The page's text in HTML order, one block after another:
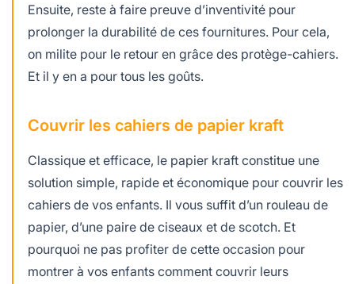
Ensuite, reste à faire preuve d’inventivité pour
prolonger la durabilité de ces fournitures. Pour cela,
on milite pour le retour en grâce des protège-cahiers.
Et il y en a pour tous les goûts.
Couvrir les cahiers de papier kraft
Classique et efficace, le papier kraft constitue une
solution simple, rapide et économique pour couvrir les
cahiers de vos enfants. Il vous suffit d’un rouleau de
papier, d’une paire de ciseaux et de scotch. Et
pourquoi ne pas profiter de cette occasion pour
montrer à vos enfants comment couvrir leurs